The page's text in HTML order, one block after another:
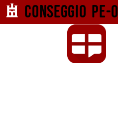
Conseggio pe-o